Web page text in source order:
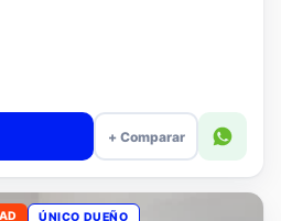
+ Comparar